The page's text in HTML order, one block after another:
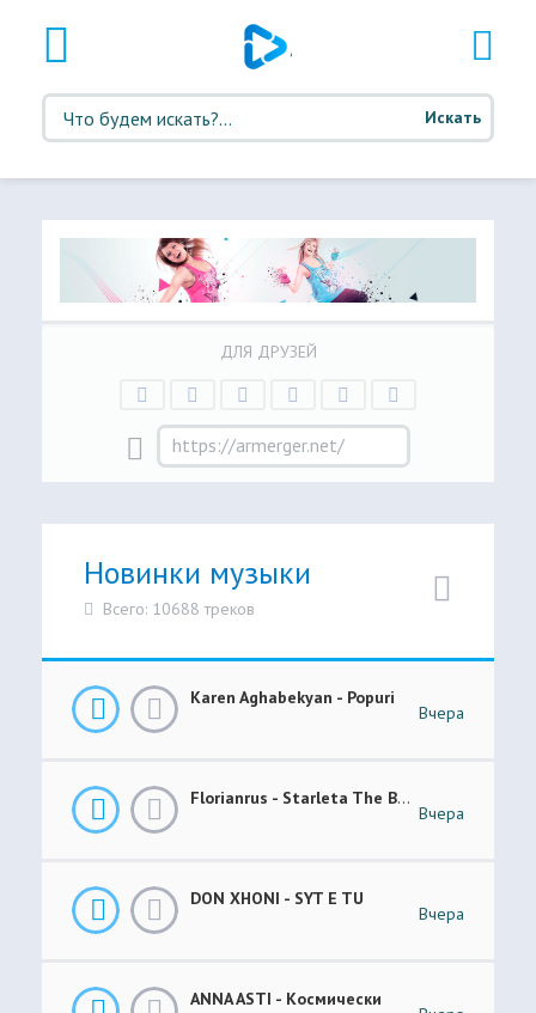
Искать
ДЛЯ ДРУЗЕЙ
Новинки музыки
Всего: 10688 треков
Karen Aghabekyan - Popuri
Вчера
Florianrus - Starleta The Bar Session
Вчера
DON XHONI - SYT E TU
Вчера
ANNA ASTI - Космически